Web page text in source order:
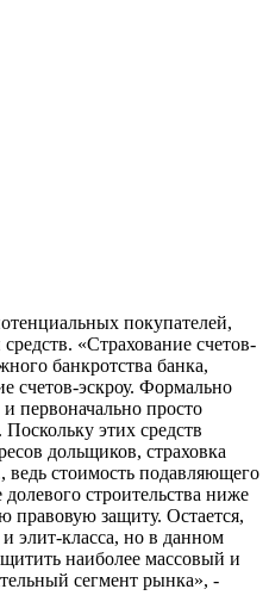
покупателей,
«Страхование счетов-
банкротства банка,
счетов-эскроу. Формально
первоначально просто
этих средств
дольщиков, страховка
стоимость подавляющего
строительства ниже
правовую защиту. Остается,
элит-класса, но в данном
наиболее массовый и
сегмент рынка», -